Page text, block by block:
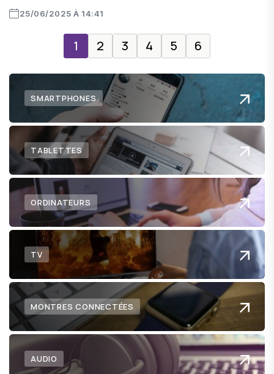
25/06/2025 À 14:41
1 2 3 4 5 6
SMARTPHONES
TABLETTES
ORDINATEURS
TV
MONTRES CONNECTÉES
AUDIO